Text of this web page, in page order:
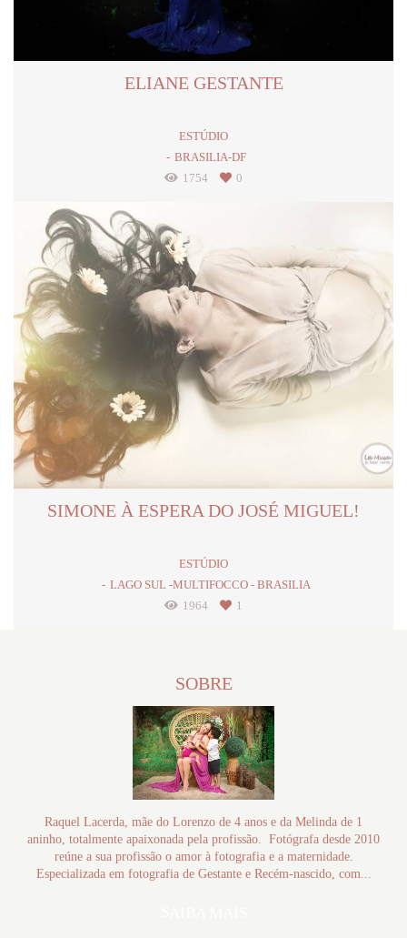
ELIANE GESTANTE
ESTÚDIO
BRASILIA-DF
1754
0
SIMONE À ESPERA DO JOSÉ MIGUEL!
ESTÚDIO
LAGO SUL -MULTIFOCCO - BRASILIA
1964
1
SOBRE
Raquel Lacerda, mãe do Lorenzo de 4 anos e da Melinda de 1
aninho, totalmente apaixonada pela profissão. Fotógrafa desde 2010
reúne a sua profissão o amor à fotografia e a maternidade.
Especializada em fotografia de Gestante e Recém-nascido, com...